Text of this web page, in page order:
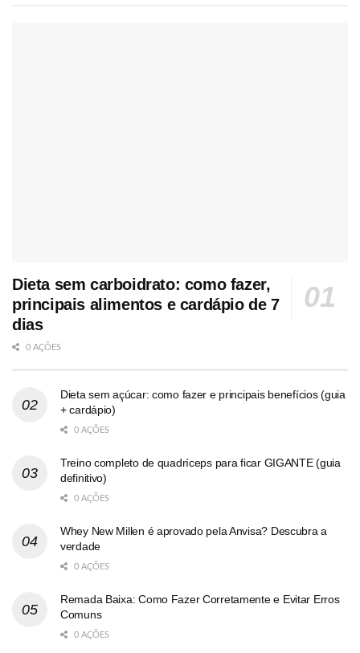
Dieta sem carboidrato: como fazer,
principais alimentos e cardápio de 7
dias
0 AÇÕES
Dieta sem açúcar: como fazer e principais benefícios (guia
+ cardápio)
0 AÇÕES
Treino completo de quadríceps para ficar GIGANTE (guia
definitivo)
0 AÇÕES
Whey New Millen é aprovado pela Anvisa? Descubra a
verdade
0 AÇÕES
Remada Baixa: Como Fazer Corretamente e Evitar Erros
Comuns
0 AÇÕES